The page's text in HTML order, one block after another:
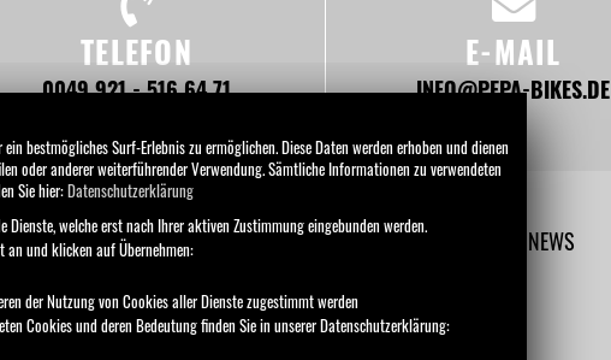
TELEFON
0049 921 - 516 64 71
E-MAIL
INFO@PEPA-BIKES.DE
PARTS & WEAR RIDE ORANGE SERVICE UNTERNEHMEN NEWS
PEPA-BIKES e.K. Inh. Martin Petzold
Am Pfaffenfleck 13 , 95448 Bayreuth
bestmögliches Surf-Erlebnis zu ermöglichen. Diese Daten werden erhoben und dienen
oder anderer weiterführender Verwendung. Sämtliche Informationen zu verwendeten
Sie hier:Datenschutzerklärung
Dienste, welche erst nach Ihrer aktiven Zustimmung eingebunden werden.
an und klicken auf Übernehmen:
der Nutzung von Cookies aller Dienste zugestimmt werden
Cookies und deren Bedeutung finden Sie in unserer Datenschutzerklärung: